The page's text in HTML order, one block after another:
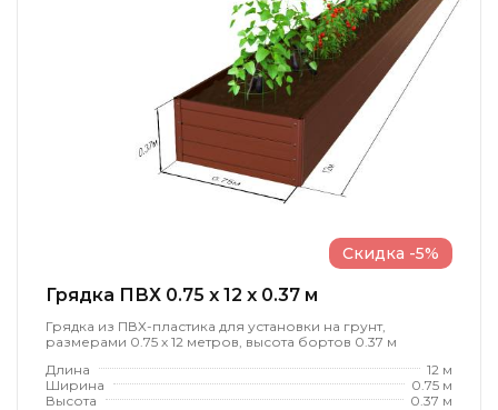
Грядка ПВХ 0.75 x 12 x 0.37 м
Грядка из ПВХ-пластика для установки на грунт,
размерами 0.75 х 12 метров, высота бортов 0.37 м
Длина
12 м
Ширина
0.75 м
Высота
0.37 м
Скидка -5%